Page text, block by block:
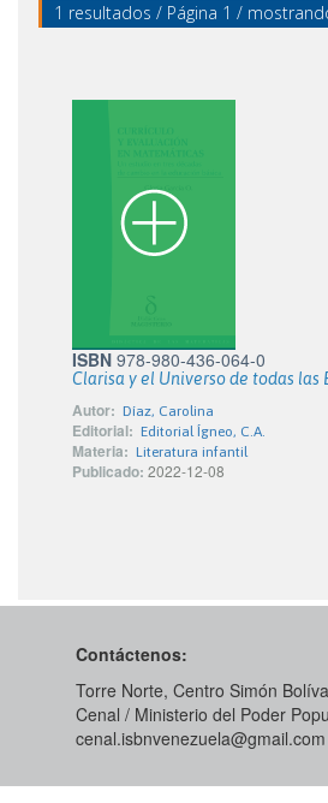
1 resultados / Página 1 /
ISBN 978-980-436-064-0
Clarisa y el Universo de todas las
Autor: Díaz, Carolina
Editorial: Editorial Ígneo, C.A.
Materia: Literatura infantil
Publicado: 2022-12-08
Contáctenos:
Torre Norte, Centro Simón
Cenal / Ministerio del Poder
cenal.isbnvenezuela@gmail.com